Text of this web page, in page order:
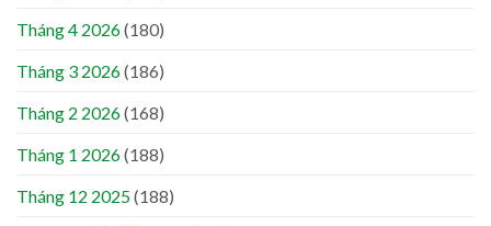
Tháng 4 2026(180)
Tháng 3 2026(186)
Tháng 2 2026(168)
Tháng 1 2026(188)
Tháng 12 2025(188)